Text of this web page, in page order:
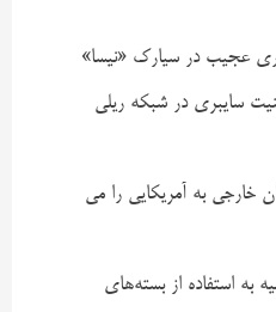
عجیب در سیارک «نیسا»
سایبری در شبکه ریلی
خارجی به آمریکایی را می
به استفاده از بسته‌های